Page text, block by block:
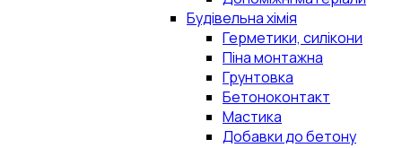
Будівельна хімія
Герметики, силікони
Піна монтажна
Грунтовка
Бетоноконтакт
Мастика
Добавки до бетону